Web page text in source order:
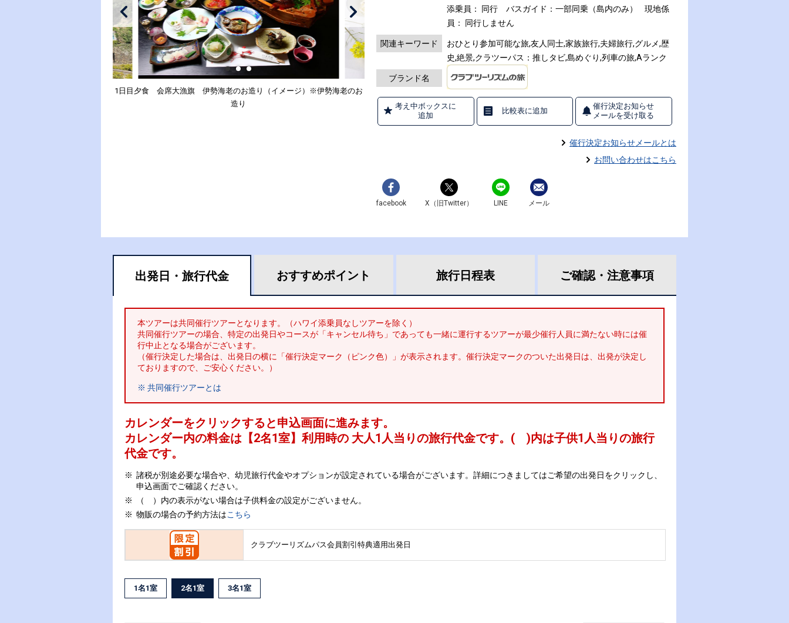
1日目夕食 会席大漁旗 伊勢海老のお造り（イメージ）※伊勢海老のお
造り
添乗員： 同行 バスガイド：一部同乗（島内のみ）
現地係
員： 同行しません
関連キーワード
おひとり参加可能な旅,友人同士,家族旅行,夫婦旅行,グルメ,歴
史,絶景,クラツーパス：推しタビ,島めぐり,列車の旅,Aランク
ブランド名
考え中ボックスに
追加
比較表に追加
催行決定お知らせ
メールを受け取る
催行決定お知らせメールとは
お問い合わせはこちら
facebook X（旧Twitter） LINE メール
出発日・ 旅行代金 おすすめポイント 旅行日程表 ご確認・ 注意事項
本ツアーは共同催行ツアーとなります。（ハワイ添乗員なしツアーを除く）
共同催行ツアーの場合、特定の出発日やコースが「キャンセル待ち」であっても一緒に運行するツアーが最少催行人員に満たない時には催
行中止となる場合がございます。
（催行決定した場合は、出発日の横に「催行決定マーク（ピンク色）」が表示されます。催行決定マークのついた出発日は、出発が決定し
ておりますので、ご安心ください。）
※ 共同催行ツアーとは
カレンダーをクリックすると申込画面に進みます。
カレンダー内の料金は 【2名1室】利用時の 大人1人当りの旅行代金です。 ( )内は子供1人当りの旅行
代金です。
諸税が別途必要な場合や、幼児旅行代金やオプションが設定されている場合がございます。詳細につきましてはご希望の出発日をクリックし、
申込画面でご確認ください。
（ ）内の表示がない場合は子供料金の設定がございません。
物販の場合の予約方法はこちら
クラブツーリズムパス会員割引特典適用出発日
1名1室 2名1室 3名1室